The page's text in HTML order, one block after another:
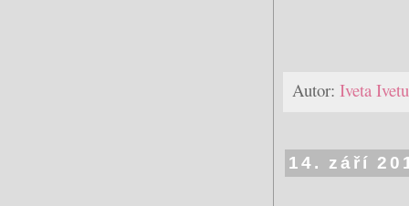
Autor: Iveta
14. září